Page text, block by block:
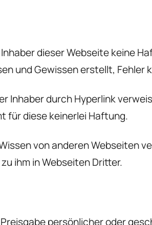
dieser Webseite keine
und Gewissen erstellt,
Inhaber durch Hyperlink
für diese keinerlei Haftung.
von anderen Webseiten
ihm in Webseiten Dritter.
persönlicher oder